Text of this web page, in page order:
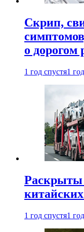
Скрип,
о дорогом
1 год спустя1
Раскрыты
1 год спустя1